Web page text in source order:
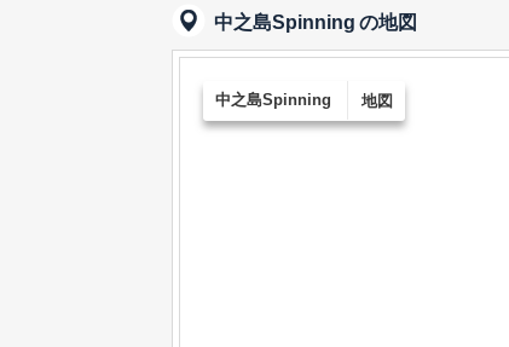
中之島Spinning の地図
中之島Spinning 地図